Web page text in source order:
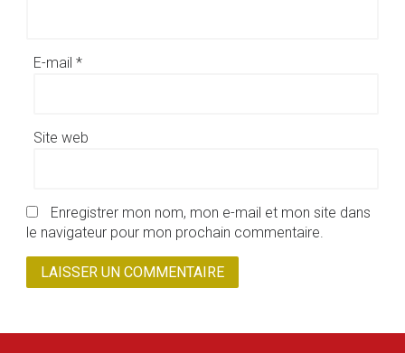
E-mail *
Site web
Enregistrer mon nom, mon e-mail et mon site dans
le navigateur pour mon prochain commentaire.